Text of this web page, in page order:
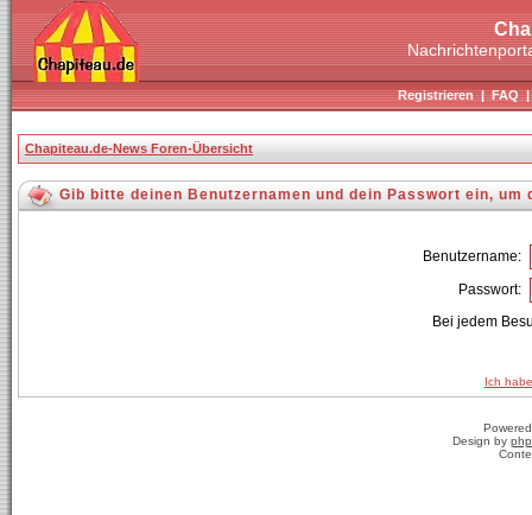
Registrieren|FAQ
Chapiteau.de-News Foren-Übersicht
Gib bitte deinen Benutzernamen und dein Passwort ein, um
Benutzername:
Passwort:
Bei jedem
Ich
Design by